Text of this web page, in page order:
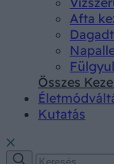
Afta
Összes
Kutatás